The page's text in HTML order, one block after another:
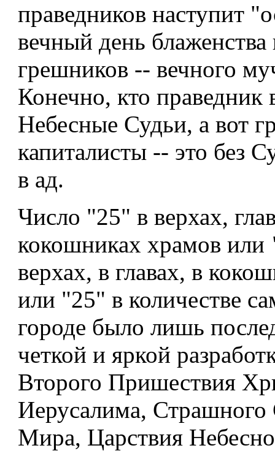
праведников наступит
вечный день
грешников -- вечного
Конечно, кто праведник
Небесные Судьи, а вот
капиталисты -- это без
в ад.
Число "25" в верхах,
кокошниках храмов или
верхах, в главах, в
или "25" в количестве
городе было лишь
четкой и яркой
Второго Пришествия
Иерусалима, Страшного
Мира, Царствия